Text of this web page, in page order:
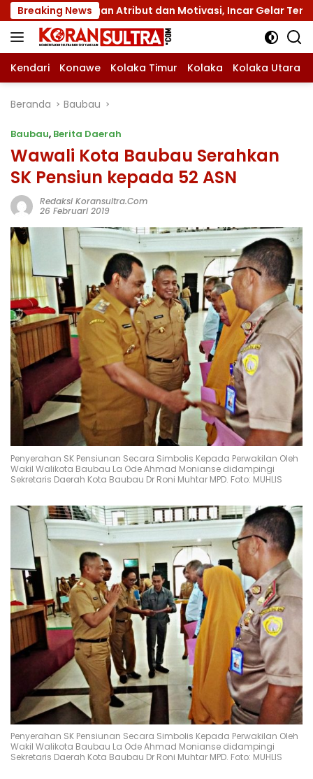
Langsung
ke
konten
Breaking News
Atribut dan Motivasi, Incar Gelar Terbaik di Sultra
Kendari Konawe Kolaka Timur Kolaka Kolaka Utara
Beranda Baubau
Baubau, Berita Daerah
Wawali Kota Baubau Serahkan
SK Pensiun kepada 52 ASN
Redaksi Koransultra.com
26 Februari 2019
Penyerahan SK Pensiunan Secara Simbolis Kepada Perwakilan Oleh
Wakil Walikota Baubau La Ode Ahmad Monianse didampingi
Sekretaris Daerah Kota Baubau Dr Roni Muhtar MPD. Foto: MUHLIS
Penyerahan SK Pensiunan Secara Simbolis Kepada Perwakilan Oleh
Wakil Walikota Baubau La Ode Ahmad Monianse didampingi
Sekretaris Daerah Kota Baubau Dr Roni Muhtar MPD. Foto: MUHLIS